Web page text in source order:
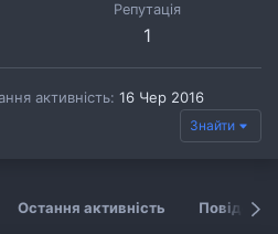
Репутація
1
активність 16 Чер 2016
Знайти
Остання активність